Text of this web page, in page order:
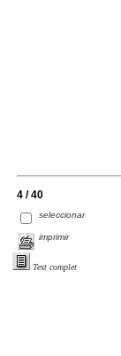
4 / 40
seleccionar
imprimir
Text complet